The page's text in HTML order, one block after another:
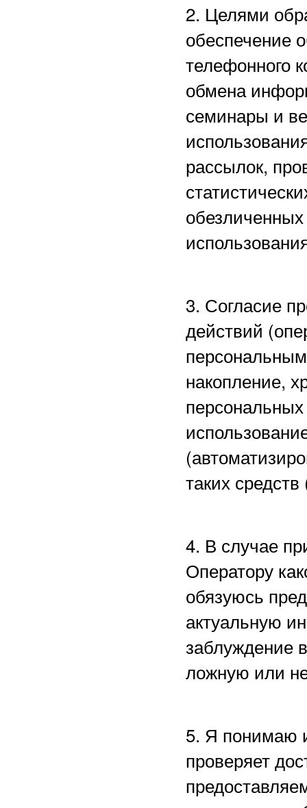
2. Целями
обеспечение
телефонного
обмена
семинары и
рассылок,
3. Согласие
действий
накопление,
таких
4. В случае
Оператору
обязуюсь
актуальную
заблуждение
ложную или
5. Я понимаю
проверяет